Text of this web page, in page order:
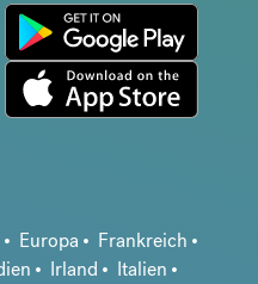
Europa
Frankreich
Irland
Italien